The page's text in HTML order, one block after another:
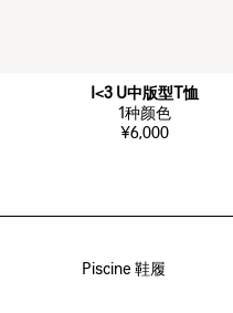
I<3 U中版型T恤
1种颜色
¥6,000
Piscine 鞋履